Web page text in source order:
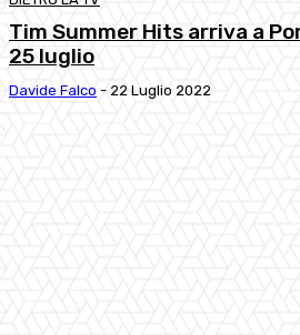
Tim Summer Hits arriva a
25 luglio
Davide Falco - 22 Luglio 2022